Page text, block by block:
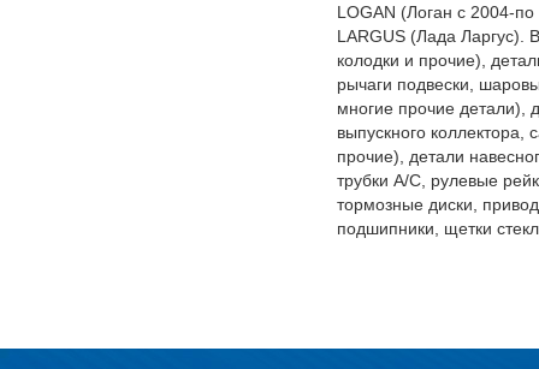
LOGAN (Логан с 2004-
LARGUS (Лада Ларгус).
колодки и прочие),
рычаги подвески,
многие прочие детали),
выпускного
прочие), детали
трубки A/C, рулевые
тормозные диски,
подшипники, щетки